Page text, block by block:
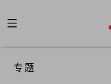
to
content
专题